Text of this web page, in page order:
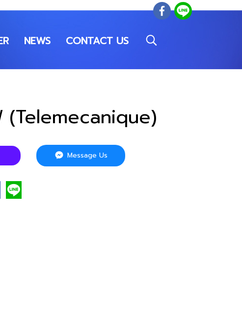
NEWS CONTACT US
Message Us